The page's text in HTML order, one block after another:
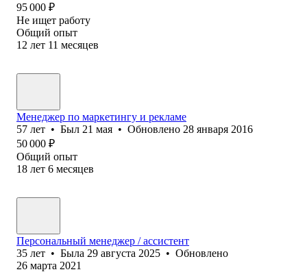
95 000 ₽
Не ищет работу
Общий опыт
12 лет 11 месяцев
Менеджер по маркетингу и рекламе
57 лет • Был 21 мая • Обновлено 28 января 2016
50 000 ₽
Общий опыт
18 лет 6 месяцев
Персональный менеджер / ассистент
35 лет • Была 29 августа 2025 • Обновлено
26 марта 2021